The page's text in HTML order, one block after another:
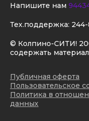
© Колпино-СИТИ!
содержать
Публичная оферта
Пользовательское
Политика в
данных
Напишите нам
Тех.поддержка: